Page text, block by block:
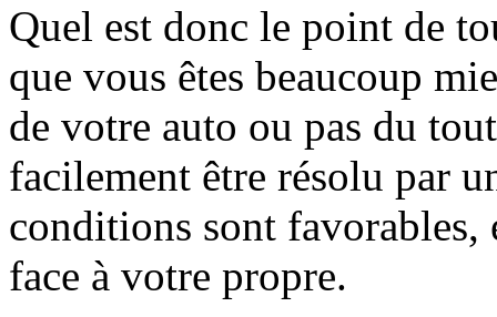
Quel est donc le point de
que vous êtes beaucoup
de votre auto ou pas du
facilement être résolu par
conditions sont favorables,
face à votre propre.